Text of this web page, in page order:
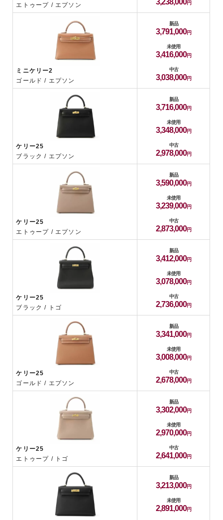
エトゥープ / エプソン 3,238,000
ミニケリー2
ゴールド / エプソン
新品
3,791,000
未使用
3,416,000
中古
3,038,000
ケリー25
ブラック / エプソン
新品
3,716,000
未使用
3,348,000
中古
2,978,000
ケリー25
エトゥープ / エプソン
新品
3,590,000
未使用
3,239,000
中古
2,873,000
ケリー25
ブラック / トゴ
新品
3,412,000
未使用
3,078,000
中古
2,736,000
ケリー25
ゴールド / エプソン
新品
3,341,000
未使用
3,008,000
中古
2,678,000
ケリー25
エトゥープ / トゴ
新品
3,302,000
未使用
2,970,000
中古
2,641,000
新品
3,213,000
未使用
2,891,000